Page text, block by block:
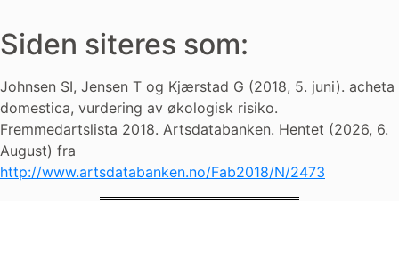
Siden siteres som:
Johnsen SI, Jensen T og Kjærstad G (2018, 5. juni). acheta
domestica, vurdering av økologisk risiko.
Fremmedartslista 2018. Artsdatabanken. Hentet (2026, 6.
August) fra
http://www.artsdatabanken.no/Fab2018/N/2473